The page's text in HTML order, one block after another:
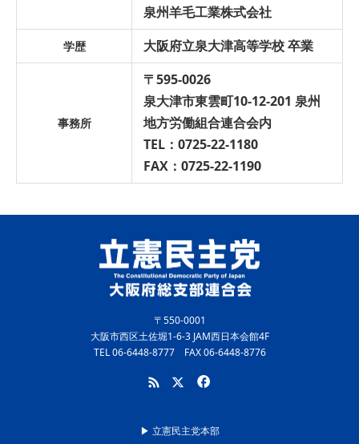
泉州羊毛工業株式会社
学歴 大阪府立泉大津高等学校 卒業
事務所
〒595-0026
泉大津市東雲町10-12-201 泉州
地方労働組合連合会内
TEL：0725-22-1180
FAX：0725-22-1190
〒550-0001
大阪市西区土佐堀1-6-3 JAM西日本会館4F
TEL 06-6448-8777 FAX 06-6448-8776
▶︎ 立憲民主党本部